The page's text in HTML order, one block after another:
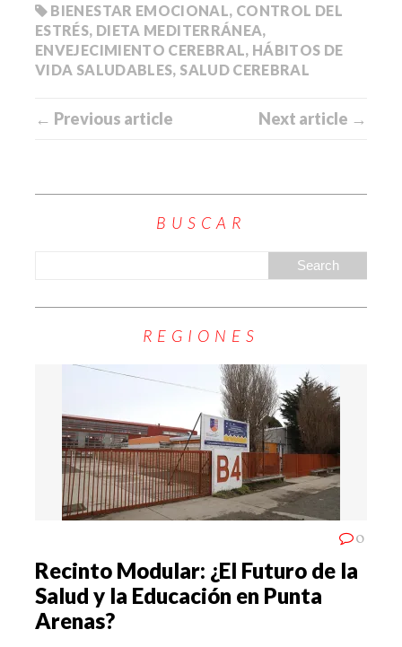
bo
ok
tte
r
ts
A
pp
ed
In
m
pa
rti
BIENESTAR EMOCIONAL, CONTROL DEL
ESTRÉS, DIETA MEDITERRÁNEA,
ENVEJECIMIENTO CEREBRAL, HÁBITOS DE
VIDA SALUDABLES, SALUD CEREBRAL
← Previous article Next article →
BUSCAR
REGIONES
0
Recinto Modular: ¿El Futuro de la
Salud y la Educación en Punta
Arenas?